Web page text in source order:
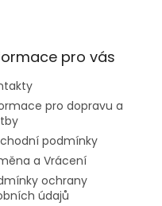
pro vás
pro dopravu a
podmínky
a Vrácení
ochrany
údajů